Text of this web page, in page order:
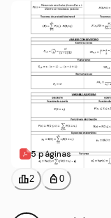
5 páginas
leaderboard2 personal_bag 0